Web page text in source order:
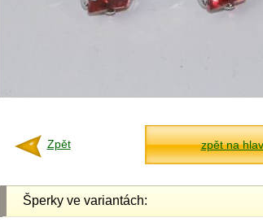
Zpět zpět na
Šperky ve variantách: